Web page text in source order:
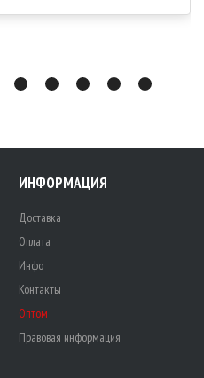
ИНФОРМАЦИЯ
Доставка
Оплата
Инфо
Контакты
Оптом
Правовая информация